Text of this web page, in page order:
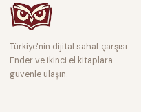
Türkiye'nin dijital sahaf çarşısı.
Ender ve ikinci el kitaplara
güvenle ulaşın.